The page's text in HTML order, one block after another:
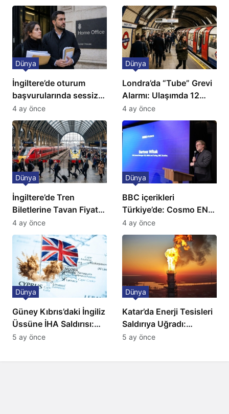
İngiltere’de oturum
başvurularında sessiz
kriz: Büyükelçilikten
açıklama!
Dünya
4 ay önce
Londra’da “Tube” Grevi
Alarmı: Ulaşımda 12
Günlük Kaos Kapıda
Dünya
4 ay önce
İngiltere’de Tren
Biletlerine Tavan Fiyat:
Ulaşımda Yeni
Düzenleme
Dünya
4 ay önce
BBC içerikleri
Türkiye’de: Cosmo EN
ve BBC Player yayında
Dünya
4 ay önce
Güney Kıbrıs’daki İngiliz
Üssüne İHA Saldırısı:
Patlama, Sirenler ve
Dünya
5 ay önce
Katar’da Enerji Tesisleri
Saldırıya Uğradı:
Avrupa’da Doğalgaz
Dünya
5 ay önce